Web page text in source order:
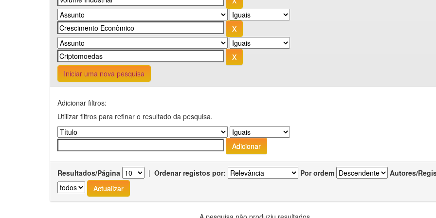
Iniciar uma nova pesquisa
Adicionar filtros:
Utilizar filtros para refinar o resultado da pesquisa.
Resultados/Página | Ordenar registos por: Por ordem Autores/